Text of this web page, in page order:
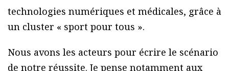
technologies numériques et médicales, grâce à
un cluster « sport pour tous ».
Nous avons les acteurs pour écrire le scénario
de notre réussite. Je pense notamment aux